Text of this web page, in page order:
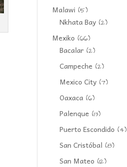
Malawi (5)
Nkhata Bay (2)
Mexiko (66)
Bacalar (2)
Campeche (2)
Mexico City (7)
Oaxaca (6)
Palenque (13)
Puerto Escondido (4)
San Cristóbal (8)
San Mateo (12)